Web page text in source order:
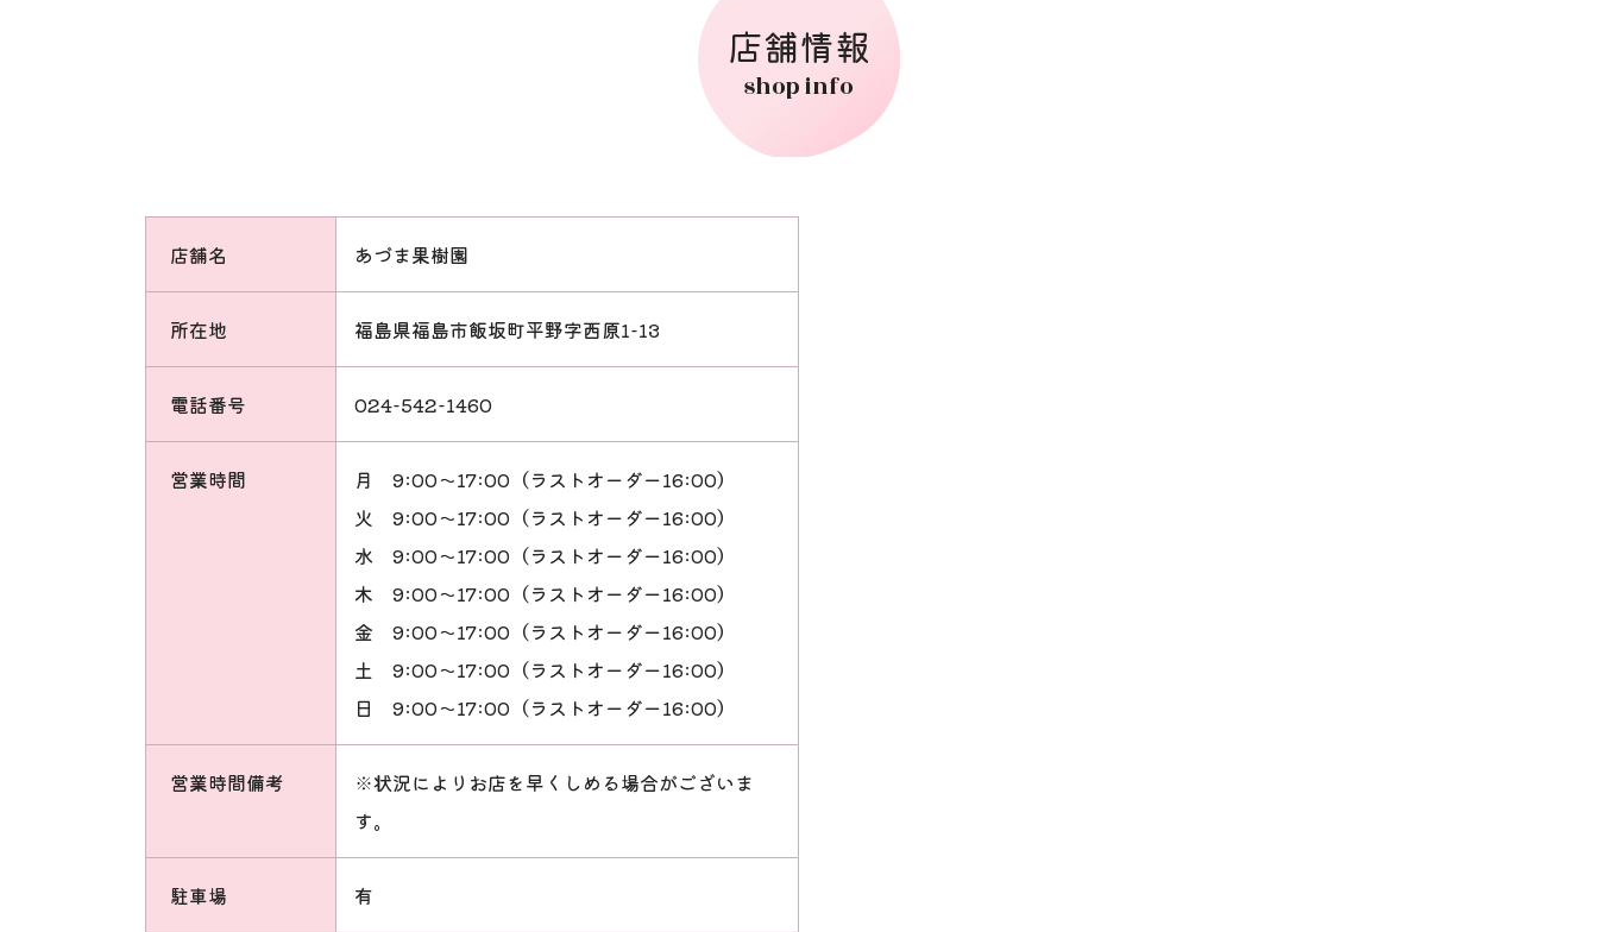
店舗情報
shop info
店舗名 あづま果樹園
所在地 福島県福島市飯坂町平野字西原1-13
電話番号 024-542-1460
営業時間 月
9:00～17:00（ラストオーダー16:00）
火
9:00～17:00（ラストオーダー16:00）
水
9:00～17:00（ラストオーダー16:00）
木
9:00～17:00（ラストオーダー16:00）
金
9:00～17:00（ラストオーダー16:00）
土
9:00～17:00（ラストオーダー16:00）
日
9:00～17:00（ラストオーダー16:00）
営業時間備考
※状況によりお店を早くしめる場合がございま
す。
駐車場 有